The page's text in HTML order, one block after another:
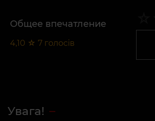
Общее впечатление
4,10 ☆ 7 голосів
Увага!